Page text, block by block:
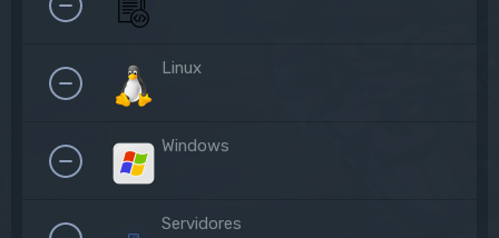
Linux
Windows
Servidores